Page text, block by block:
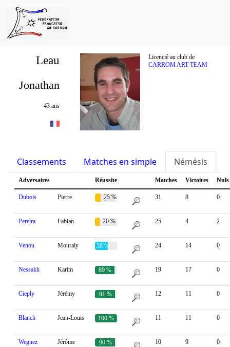
Leau
Licencié au club de
CARROM ART TEAM
Jonathan
43 ans
Classements Matches en simple Némésis
Adversaires Réussite Matches Victoires Nuls
Dubois Pierre 25 % 31 8 0
Pereira Fabian 20 % 25 4 2
Venou Mouraly 58 % 24 14 0
Nessakh Karim 89 % 19 17 0
Cieply Jérémy 91 % 12 11 0
Blanch Jean-Louis 100 % 11 11 0
Wegnez Jérôme 90 % 10 9 0